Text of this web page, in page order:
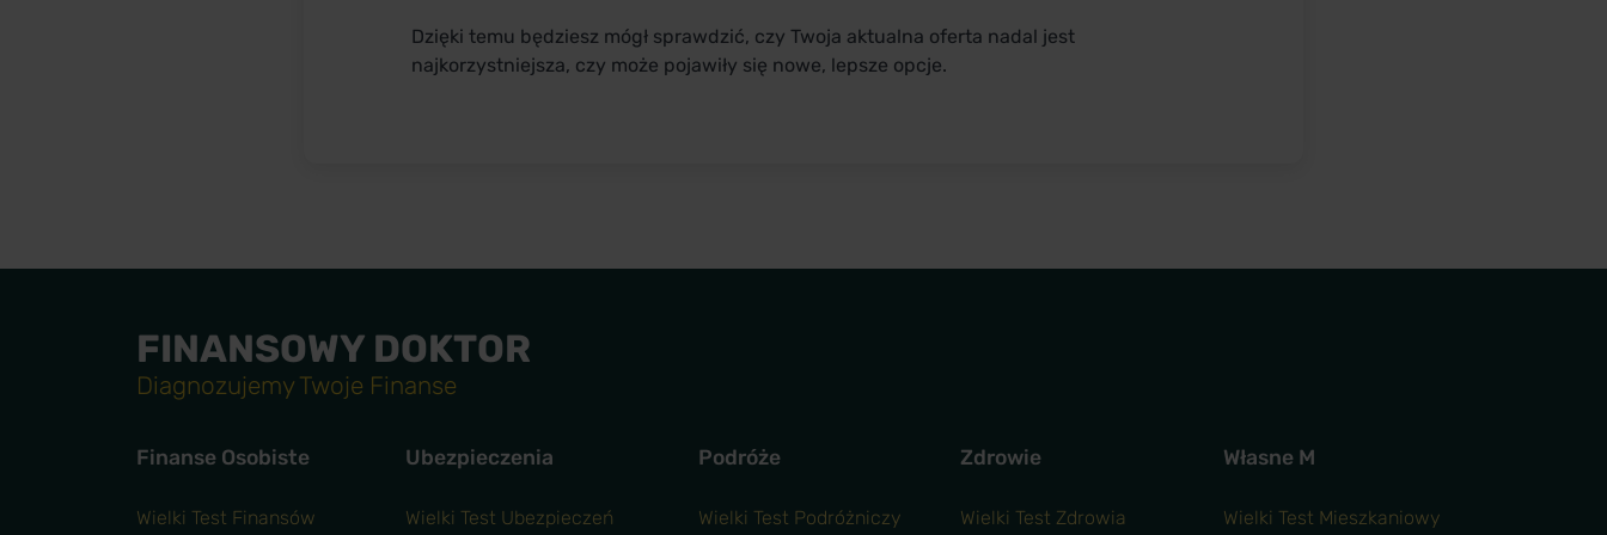
Dzięki temu będziesz mógł sprawdzić, czy Twoja aktualna oferta nadal jest
najkorzystniejsza, czy może pojawiły się nowe, lepsze opcje.
FINANSOWY DOKTOR
Diagnozujemy Twoje Finanse
Finanse Osobiste
Wielki Test Finansów
Ubezpieczenia
Wielki Test Ubezpieczeń
Podróże
Wielki Test Podróżniczy
Zdrowie
Wielki Test Zdrowia
Własne M
Wielki Test Mieszkaniowy